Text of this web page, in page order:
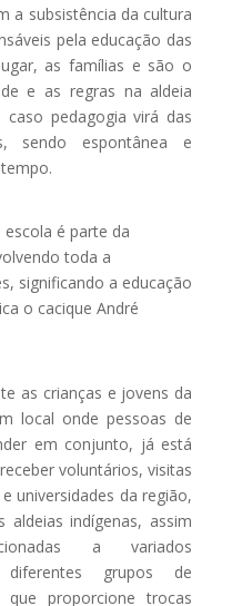
a subsistência da cultura
pela educação das
as famílias e são o
e as regras na aldeia
pedagogia virá das
sendo espontânea e
é parte da
toda a
significando a educação
o cacique André
as crianças e jovens da
local onde pessoas de
em conjunto, já está
voluntários, visitas
universidades da região,
indígenas, assim
a variados
diferentes grupos de
proporcione trocas